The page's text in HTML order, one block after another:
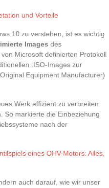
und Vorteile
10 zu verstehen, ist es wichtig
Images des
Microsoft definierten Protokoll
.ISO-Images zur
Equipment Manufacturer)
Werk effizient zu verbreiten
So markierte die Einbeziehung
nach der
eines OHV-Motors: Alles,
auch darauf, wie wir unser